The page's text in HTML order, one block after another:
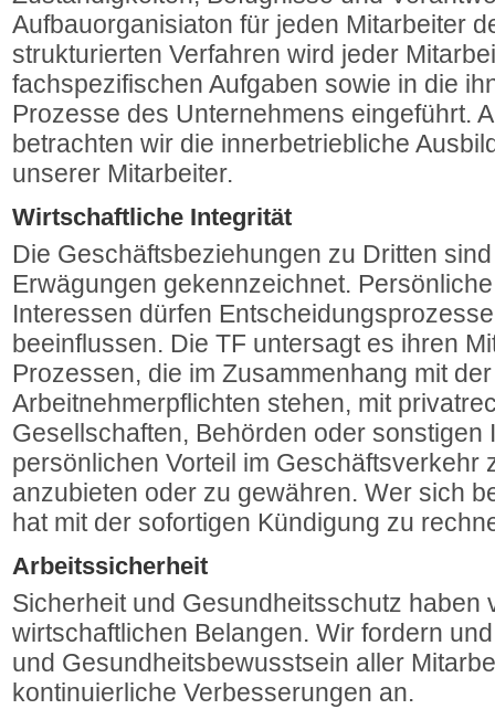
Aufbauorganisiaton für jeden Mitarbeiter
strukturierten Verfahren wird jeder
fachspezifischen Aufgaben sowie in die
Prozesse des Unternehmens eingeführt.
betrachten wir die innerbetriebliche
unserer Mitarbeiter.
Wirtschaftliche Integrität
Die Geschäftsbeziehungen zu Dritten
Erwägungen gekennzeichnet.
Interessen dürfen
beeinflussen. Die TF untersagt es ihren
Prozessen, die im Zusammenhang mit
Arbeitnehmerpflichten stehen, mit
Gesellschaften, Behörden oder sonstigen
persönlichen Vorteil im Geschäftsverkehr
anzubieten oder zu gewähren. Wer sich
hat mit der sofortigen Kündigung zu
Arbeitssicherheit
Sicherheit und Gesundheitsschutz haben
wirtschaftlichen Belangen. Wir fordern
und Gesundheitsbewusstsein aller
kontinuierliche Verbesserungen an.